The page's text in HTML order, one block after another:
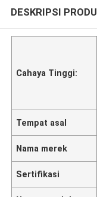
DESKRIPSI
Cahaya Tinggi:
Tempat asal
Nama merek
Sertifikasi